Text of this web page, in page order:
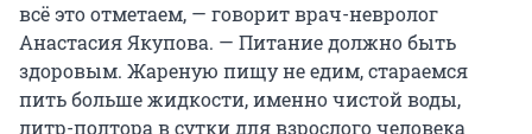
всё это отметаем, — говорит врач-невролог
Анастасия Якупова. — Питание должно быть
здоровым. Жареную пищу не едим, стараемся
пить больше жидкости, именно чистой воды,
литр-полтора в сутки для взрослого человека